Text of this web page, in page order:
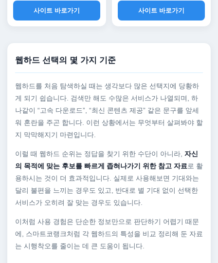
사이트 바로가기
사이트 바로가기
웹하드 선택의 몇 가지 기준
웹하드를 처음 탐색하실 때는 생각보다 많은 선택지에 당황하
게 되기 쉽습니다. 검색만 해도 수많은 서비스가 나열되며, 하
나같이 “고속 다운로드”, “최신 콘텐츠 제공” 같은 문구를 앞세
워 혼란을 주곤 합니다. 이런 상황에서는 무엇부터 살펴봐야 할
지 막막해지기 마련입니다.
이럴 때 웹하드 순위는 정답을 찾기 위한 수단이 아니라, 자신
의 목적에 맞는 후보를 빠르게 좁혀나가기 위한 참고 자료로 활
용하시는 것이 더 효과적입니다. 실제로 사용해보면 기대와는
달리 불편을 느끼는 경우도 있고, 반대로 별 기대 없이 선택한
서비스가 오히려 잘 맞는 경우도 있습니다.
이처럼 사용 경험은 단순한 정보만으로 판단하기 어렵기 때문
에, 스마트코랭크처럼 각 웹하드의 특성을 비교 정리해 둔 자료
는 시행착오를 줄이는 데 큰 도움이 됩니다.